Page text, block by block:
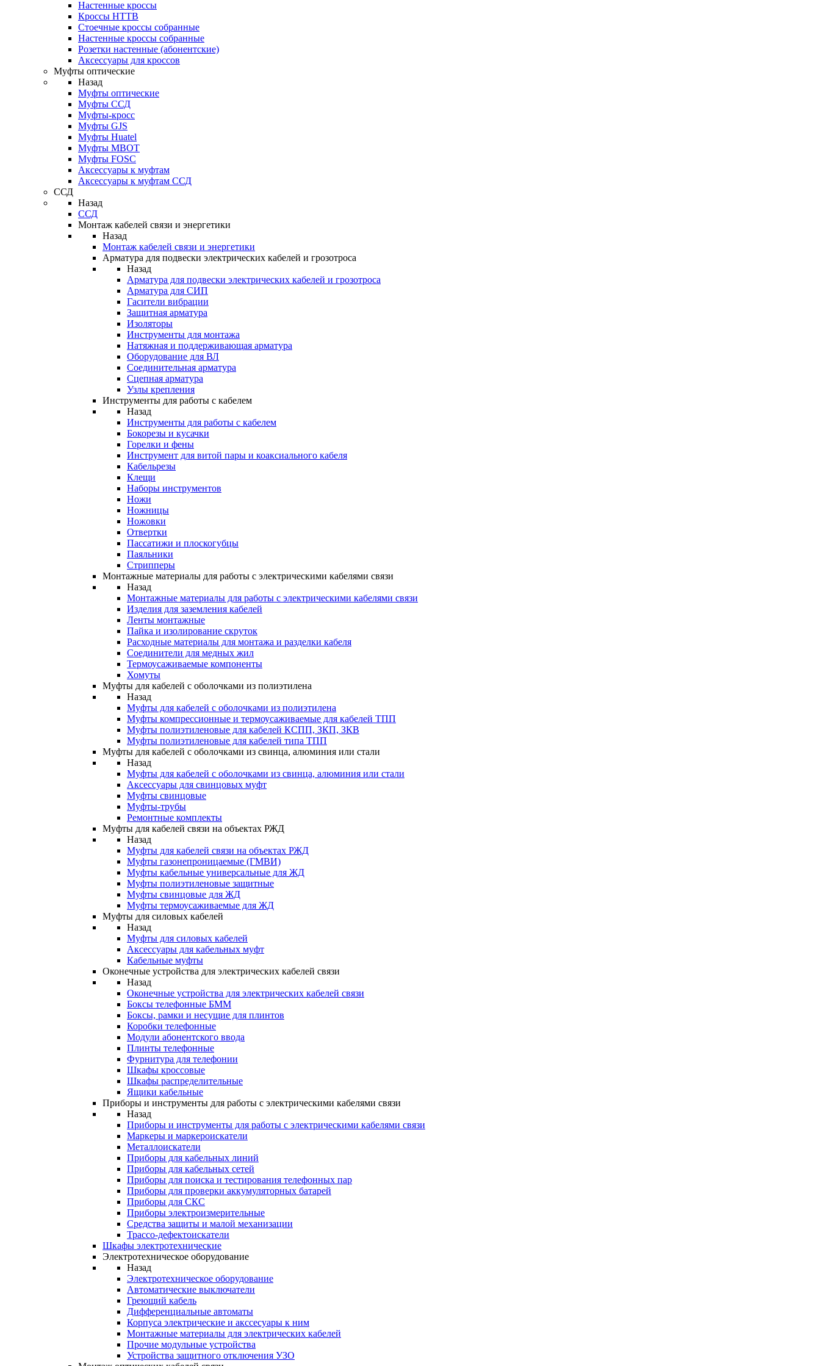
Настенные кроссы
Кроссы HTTB
Стоечные кроссы собранные
Настенные кроссы собранные
Розетки настенные (абонентские)
Аксессуары для кроссов
Муфты оптические
Назад
Муфты оптические
Муфты ССД
Муфты-кросс
Муфты GJS
Муфты Huatel
Муфты МВОТ
Муфты FOSC
Аксессуары к муфтам
Аксессуары к муфтам ССД
ССД
Назад
ССД
Монтаж кабелей связи и энергетики
Назад
Монтаж кабелей связи и энергетики
Арматура для подвески электрических кабелей и грозотроса
Назад
Арматура для подвески электрических кабелей и грозотроса
Арматура для СИП
Гасители вибрации
Защитная арматура
Изоляторы
Инструменты для монтажа
Натяжная и поддерживающая арматура
Оборудование для ВЛ
Соединительная арматура
Сцепная арматура
Узлы крепления
Инструменты для работы с кабелем
Назад
Инструменты для работы с кабелем
Бокорезы и кусачки
Горелки и фены
Инструмент для витой пары и коаксиального кабеля
Кабельрезы
Клещи
Наборы инструментов
Ножи
Ножницы
Ножовки
Отвертки
Пассатижи и плоскогубцы
Паяльники
Стрипперы
Монтажные материалы для работы с электрическими кабелями связи
Назад
Монтажные материалы для работы с электрическими кабелями связи
Изделия для заземления кабелей
Ленты монтажные
Пайка и изолирование скруток
Расходные материалы для монтажа и разделки кабеля
Соединители для медных жил
Термоусаживаемые компоненты
Хомуты
Муфты для кабелей с оболочками из полиэтилена
Назад
Муфты для кабелей с оболочками из полиэтилена
Муфты компрессионные и термоусаживаемые для кабелей ТПП
Муфты полиэтиленовые для кабелей КСПП, ЗКП, ЗКВ
Муфты полиэтиленовые для кабелей типа ТПП
Муфты для кабелей с оболочками из свинца, алюминия или стали
Назад
Муфты для кабелей с оболочками из свинца, алюминия или стали
Аксессуары для свинцовых муфт
Муфты свинцовые
Муфты-трубы
Ремонтные комплекты
Муфты для кабелей связи на объектах РЖД
Назад
Муфты для кабелей связи на объектах РЖД
Муфты газонепроницаемые (ГМВИ)
Муфты кабельные универсальные для ЖД
Муфты полиэтиленовые защитные
Муфты свинцовые для ЖД
Муфты термоусаживаемые для ЖД
Муфты для силовых кабелей
Назад
Муфты для силовых кабелей
Аксессуары для кабельных муфт
Кабельные муфты
Оконечные устройства для электрических кабелей связи
Назад
Оконечные устройства для электрических кабелей связи
Боксы телефонные БММ
Боксы, рамки и несущие для плинтов
Коробки телефонные
Модули абонентского ввода
Плинты телефонные
Фурнитура для телефонии
Шкафы кроссовые
Шкафы распределительные
Ящики кабельные
Приборы и инструменты для работы с электрическими кабелями связи
Назад
Приборы и инструменты для работы с электрическими кабелями связи
Маркеры и маркероискатели
Металлоискатели
Приборы для кабельных линий
Приборы для кабельных сетей
Приборы для поиска и тестирования телефонных пар
Приборы для проверки аккумуляторных батарей
Приборы для СКС
Приборы электроизмерительные
Средства защиты и малой механизации
Трассо-дефектоискатели
Шкафы электротехнические
Электротехническое оборудование
Назад
Электротехническое оборудование
Автоматические выключатели
Греющий кабель
Дифференциальные автоматы
Корпуса электрические и акссесуары к ним
Монтажные материалы для электрических кабелей
Прочие модульные устройства
Устройства защитного отключения УЗО